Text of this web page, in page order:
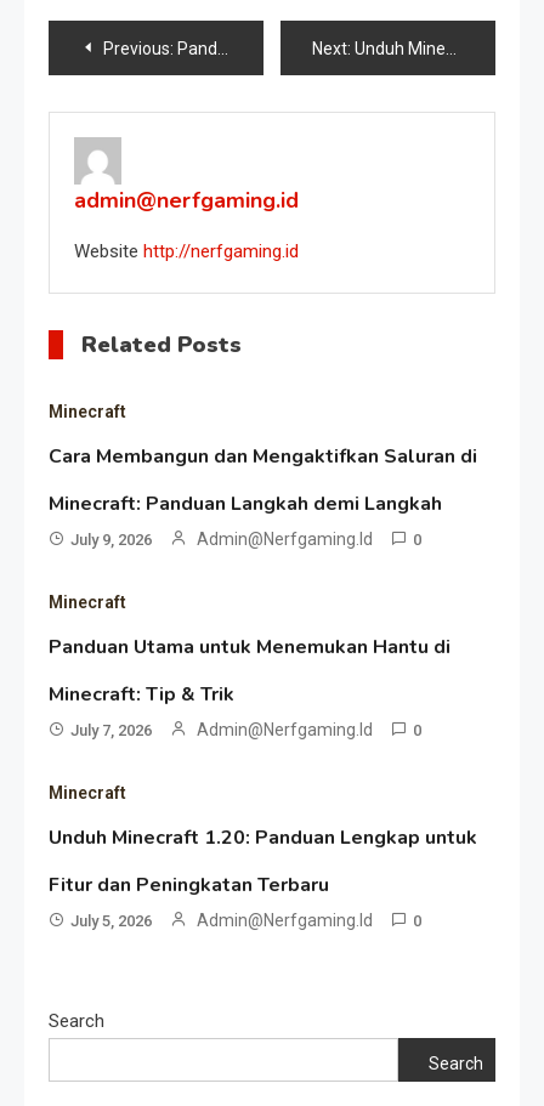
Post
navigation
Previous: Panduan Utama Server Minecraft PE Terbaik di Indonesia Next: Unduh Minecraft Patch 1.20.50: Apa yang Baru dan Cara Menginstalnya
admin@nerfgaming.id
Website http://nerfgaming.id
Related Posts
Minecraft
Cara Membangun dan Mengaktifkan Saluran di
Minecraft: Panduan Langkah demi Langkah
July 9, 2026 Admin@nerfgaming.id 0
Minecraft
Panduan Utama untuk Menemukan Hantu di
Minecraft: Tip & Trik
July 7, 2026 Admin@nerfgaming.id 0
Minecraft
Unduh Minecraft 1.20: Panduan Lengkap untuk
Fitur dan Peningkatan Terbaru
July 5, 2026 Admin@nerfgaming.id 0
Search
Search